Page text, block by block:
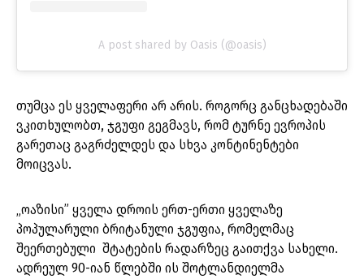
A post shared by Oasis (@oasis)
თუმცა ეს ყველაფერი არ არის. როგორც განცხადებაში
ვკითხულობთ, ჯგუფი გეგმავს, რომ ტურნე ევროპის
გარეთაც გაგრძელდეს და სხვა კონტინენტები
მოიცვას.
„ოაზისი” ყველა დროის ერთ-ერთი ყველაზე
პოპულარული ბრიტანული ჯგუფია, რომელმაც
შეერთებული შტატების რადარზეც გაითქვა სახელი.
ადრეულ 90-იან წლებში ის შოტლანდიელმა